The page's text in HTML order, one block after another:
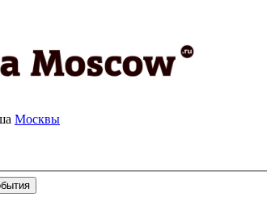
Москвы